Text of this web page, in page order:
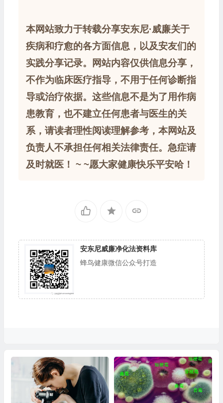
本网站致力于转载分享安东尼·威廉关于
疾病和疗愈的各方面信息，以及安友们的
实践分享记录。网站内容仅供信息分享，
不作为临床医疗指导，不用于任何诊断指
导或治疗依据。这些信息不是为了用作病
患教育，也不建立任何患者与医生的关
系，请读者理性阅读理解参考，本网站及
负责人不承担任何相关法律责任。急症请
及时就医！ ~ ~愿大家健康快乐平安哈！
安东尼威廉净化法资料库
蜂鸟健康微信公众号打造